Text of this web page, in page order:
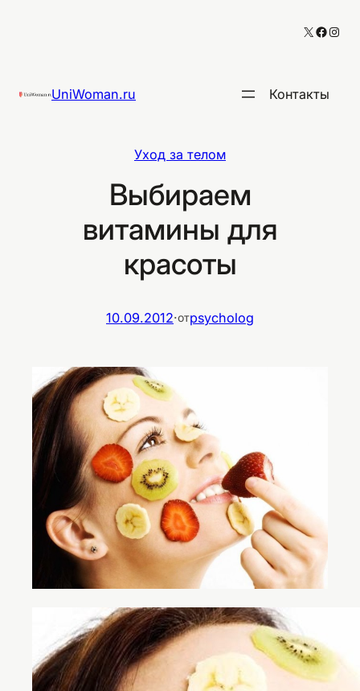
X
UniWoman.ru Контакты
Уход за телом
Выбираем
витамины для
красоты
10.09.2012·отpsycholog